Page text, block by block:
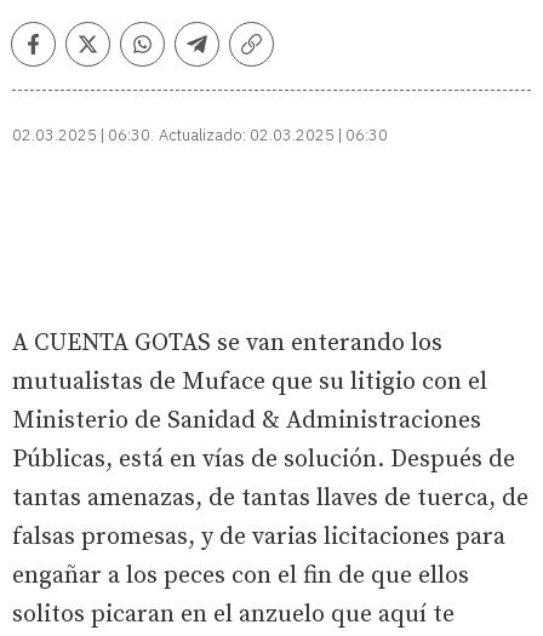
FacebookTwitterWhatsappTelegramCopiar
02.03.2025 | 06:30 Actualizado: 02.03.2025 | 06:30
A CUENTA GOTAS se van enterando los
mutualistas de Muface que su litigio con el
Ministerio de Sanidad & Administraciones
Públicas, está en vías de solución. Después de
tantas amenazas, de tantas llaves de tuerca, de
falsas promesas, y de varias licitaciones para
engañar a los peces con el fin de que ellos
solitos picaran en el anzuelo que aquí te